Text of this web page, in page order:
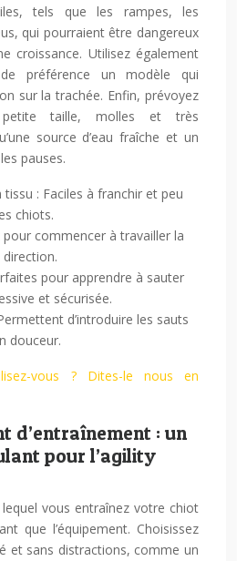
tels que les rampes, les
qui pourraient être dangereux
croissance. Utilisez également
préférence un modèle qui
sur la trachée. Enfin, prévoyez
taille, molles et très
source d’eau fraîche et un
pauses.
: Faciles à franchir et peu
chiots.
pour commencer à travailler la
pour apprendre à sauter
et sécurisée.
d’introduire les sauts
douceur.
vous ? Dites-le nous en
d’entraînement : un
pour l’agility
lequel vous entraînez votre chiot
que l’équipement. Choisissez
et sans distractions, comme un